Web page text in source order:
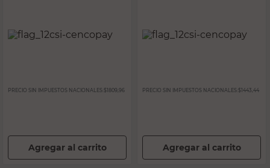
PRECIO SIN IMPUESTOS NACIONALES: $1809,96
Agregar al carrito
PRECIO SIN IMPUESTOS NACIONALES: $1443,44
Agregar al carrito